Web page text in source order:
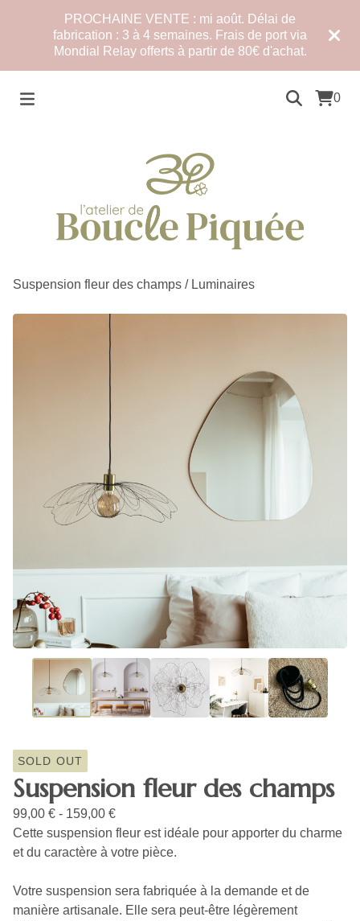
PROCHAINE VENTE : mi août. Délai de
fabrication : 3 à 4 semaines. Frais de port via
Mondial Relay offerts à partir de 80€ d'achat.
0
Suspension fleur des champs / Luminaires
SOLD OUT
Suspension fleur des champs
99,00 € - 159,00 €
Cette suspension fleur est idéale pour apporter du charme
et du caractère à votre pièce.
Votre suspension sera fabriquée à la demande et de
manière artisanale. Elle sera peut-être légèrement